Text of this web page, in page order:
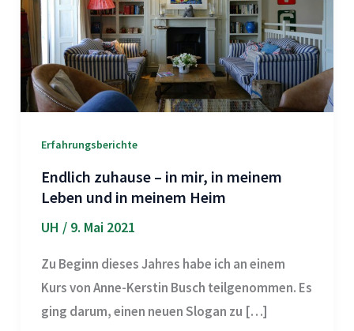
Erfahrungsberichte
Endlich zuhause – in mir, in meinem
Leben und in meinem Heim
UH / 9. Mai 2021
Zu Beginn dieses Jahres habe ich an einem
Kurs von Anne-Kerstin Busch teilgenommen. Es
ging darum, einen neuen Slogan zu […]